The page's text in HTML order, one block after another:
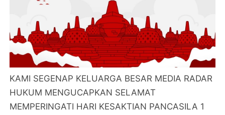
KAMI SEGENAP KELUARGA BESAR MEDIA RADAR
HUKUM MENGUCAPKAN SELAMAT
MEMPERINGATI HARI KESAKTIAN PANCASILA 1